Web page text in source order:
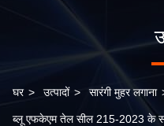
घर > उत्पादों > सारंगी मुहर लगाना
ब्लू एफकेएम तेल सील 215-2023 के